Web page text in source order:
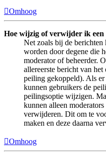
Omhoog
Hoe wijzig of verwijder ik een
Net zoals bij de
worden door degene die
moderator of beheerder.
allereerste bericht van
peiling gekoppeld). Als
kunnen gebruikers de
peilingsoptie wijzigen.
kunnen alleen
verwijderen. Dit om te
maken en deze daarna
Omhoog